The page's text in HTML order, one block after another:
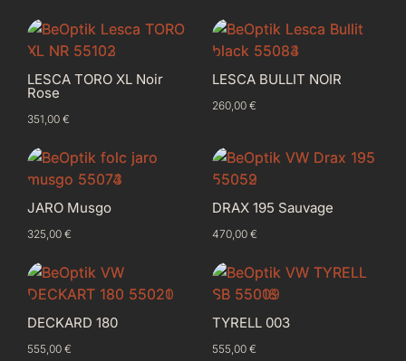
LESCA TORO XL Noir
Rose
351,00 €
LESCA BULLIT NOIR
260,00 €
JARO Musgo
325,00 €
DRAX 195 Sauvage
470,00 €
DECKARD 180
555,00 €
TYRELL 003
555,00 €